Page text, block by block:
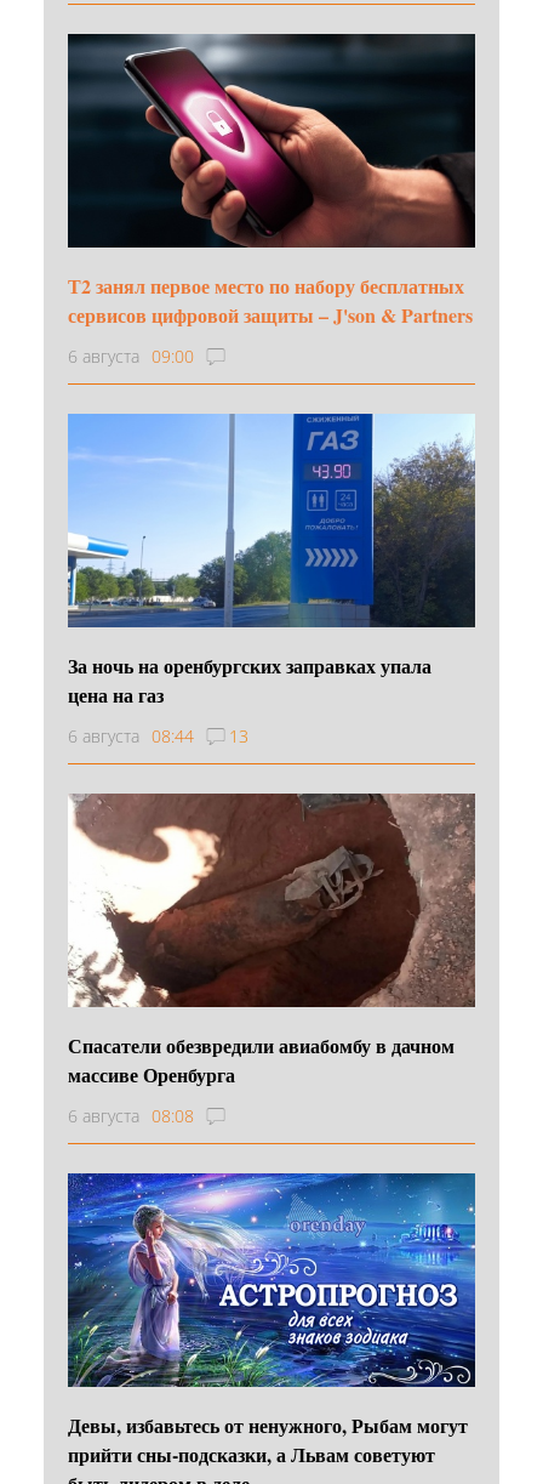
Т2 занял первое место по набору бесплатных
сервисов цифровой защиты – J'son & Partners
6 августа 09:00
За ночь на оренбургских заправках упала
цена на газ
6 августа 08:44 13
Спасатели обезвредили авиабомбу в дачном
массиве Оренбурга
6 августа 08:08
Девы, избавьтесь от ненужного, Рыбам могут
прийти сны-подсказки, а Львам советуют